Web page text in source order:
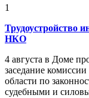
1
Трудоустройство
НКО
4 августа в Доме
заседание
области по
судебными и